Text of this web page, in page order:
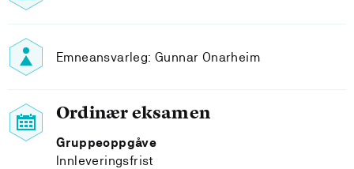
Emneansvarleg: Gunnar Onarheim
Ordinær eksamen
Gruppeoppgåve
Innleveringsfrist